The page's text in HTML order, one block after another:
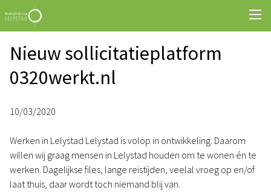
Nieuw sollicitatieplatform
0320werkt.nl
10/03/2020
Werken in Lelystad Lelystad is volop in ontwikkeling. Daarom
willen wij graag mensen in Lelystad houden om te wonen én te
werken. Dagelijkse files, lange reistijden, veelal vroeg op en/of
laat thuis, daar wordt toch niemand blij van.